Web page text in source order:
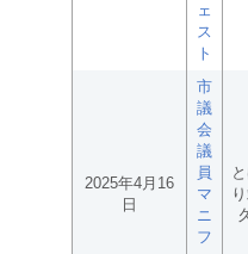
ェ
ス
ト
2025年4月16
日
市
議
会
議
員
マ
ニ
フ